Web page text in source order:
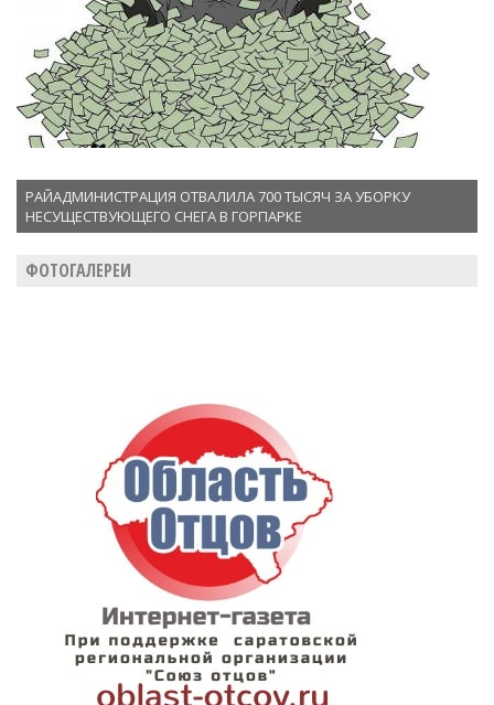
РАЙАДМИНИСТРАЦИЯ ОТВАЛИЛА 700 ТЫСЯЧ ЗА УБОРКУ
НЕСУЩЕСТВУЮЩЕГО СНЕГА В ГОРПАРКЕ
ФОТОГАЛЕРЕИ